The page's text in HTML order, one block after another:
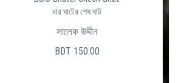
বার ঘাটের শেষ ঘাট
সালেক উদ্দীন
BDT 150.00